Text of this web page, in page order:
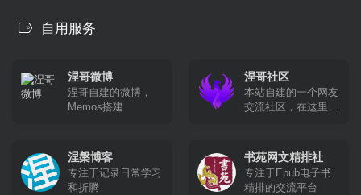
一种全新的交互体
Open Assistant模型
开发，并且是一个免
费、开源且实验性的
项目。
自用服务
涅哥微博
涅哥自建的微博，
Memos搭建
涅哥社区
本站自建的一个网友
交流社区，在这里你
涅槃博客
专注于记录日常学习
和折腾
书苑网文精排社
专注于Epub电子书
精排的交流平台